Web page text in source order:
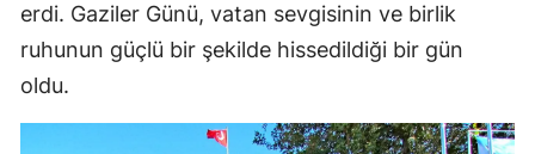
erdi. Gaziler Günü, vatan sevgisinin ve birlik
ruhunun güçlü bir şekilde hissedildiği bir gün
oldu.